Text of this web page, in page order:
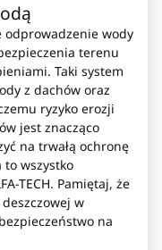
odprowadzenie wody
terenu
Taki system
z dachów oraz
ryzyko erozji
jest znacząco
na trwałą ochronę
wszystko
TECH. Pamiętaj, że
w
na